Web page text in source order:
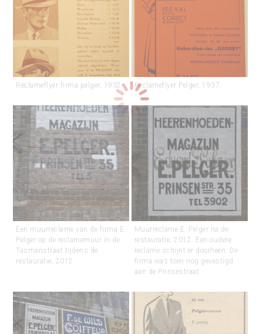
Reclameflyer firma pelger, 1932 Reclameflyer Pelger, 1937.
Een muurreclame van de firma E.
Pelger op de reclamemuur in de
Tasmanstraat tijdens de
restauratie, 2012.
Muurreclame E. Pelger na de
restauratie, 2012. Een oudere
reclame schijnt er doorheen. De
firma was toen nog gevestigd
aan de Prinsestraat.